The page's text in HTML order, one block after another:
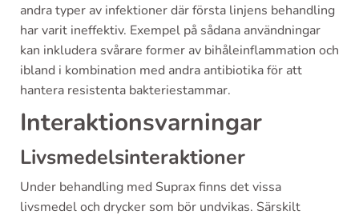
andra typer av infektioner där första linjens behandling
har varit ineffektiv. Exempel på sådana användningar
kan inkludera svårare former av bihåleinflammation och
ibland i kombination med andra antibiotika för att
hantera resistenta bakteriestammar.
Interaktionsvarningar
Livsmedelsinteraktioner
Under behandling med Suprax finns det vissa
livsmedel och drycker som bör undvikas. Särskilt